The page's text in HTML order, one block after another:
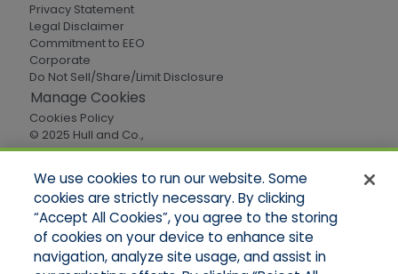
Privacy Statement
Legal Disclaimer
Commitment to EEO
Corporate
Do Not Sell/Share/Limit Disclosure
Manage Cookies
Cookies Policy
© 2025 Hull and Co.,
All Rights Reserved
Quick Links
Home
About Us
We use cookies to run our website. Some
cookies are strictly necessary. By clicking
“Accept All Cookies”, you agree to the storing
of cookies on your device to enhance site
navigation, analyze site usage, and assist in